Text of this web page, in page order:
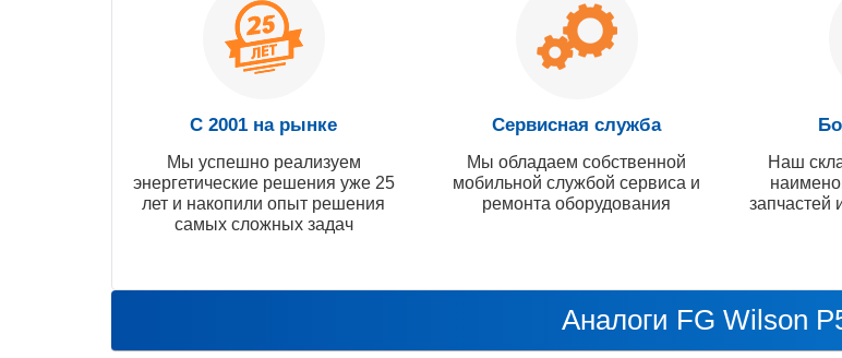
С 2001 на рынке
Мы успешно реализуем
энергетические решения уже 25
лет и накопили опыт решения
самых сложных задач
Сервисная служба
Мы обладаем собственной
мобильной службой сервиса и
ремонта оборудования
Наш
запчастей
Аналоги FG Wilson